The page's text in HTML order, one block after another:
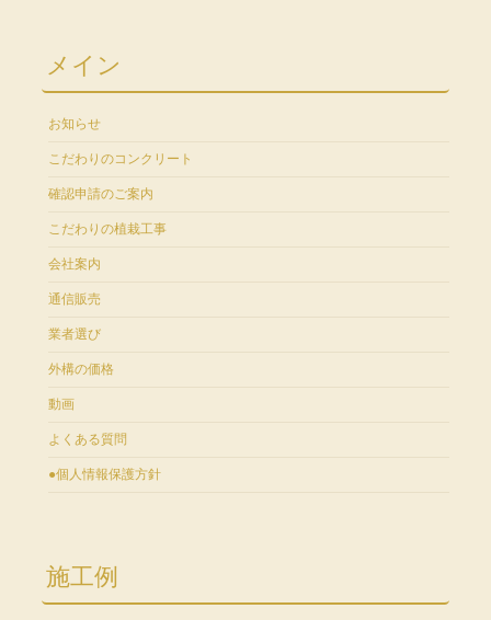
メイン
お知らせ
こだわりのコンクリート
確認申請のご案内
こだわりの植栽工事
会社案内
通信販売
業者選び
外構の価格
動画
よくある質問
●個人情報保護方針
施工例